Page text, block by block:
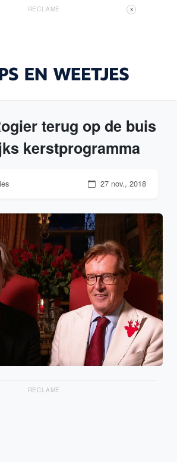
RECLAME X
terug op de buis
kerstprogramma
27 nov., 2018
RECLAME